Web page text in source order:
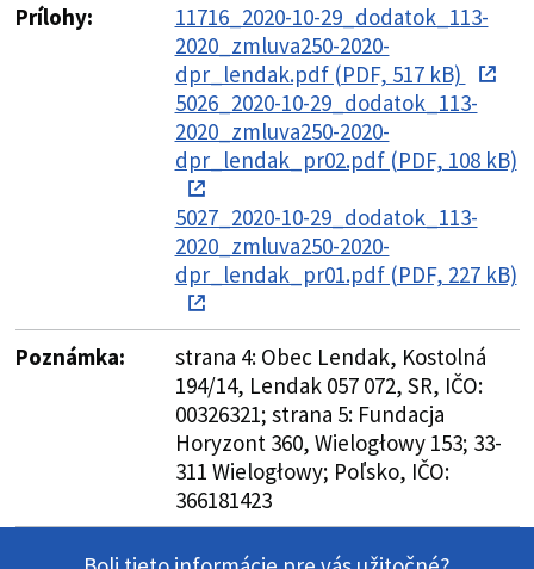
Prílohy:
11716_2020-10-29_dodatok_113-
2020_zmluva250-2020-
dpr_lendak.pdf (PDF, 517 kB)
5026_2020-10-29_dodatok_113-
2020_zmluva250-2020-
dpr_lendak_pr02.pdf (PDF, 108 kB)
5027_2020-10-29_dodatok_113-
2020_zmluva250-2020-
dpr_lendak_pr01.pdf (PDF, 227 kB)
Poznámka:
strana 4: Obec Lendak, Kostolná
194/14, Lendak 057 072, SR, IČO:
00326321; strana 5: Fundacja
Horyzont 360, Wielogłowy 153; 33-
311 Wielogłowy; Poľsko, IČO:
366181423